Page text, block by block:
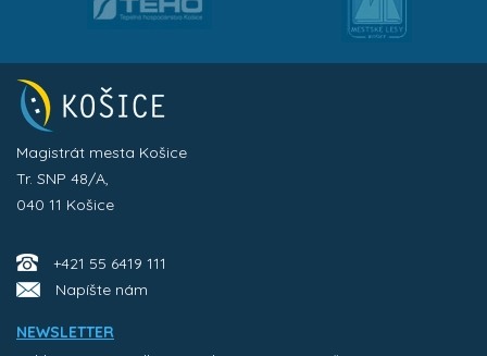
Magistrát mesta Košice
Tr. SNP 48/A,
040 11 Košice
+421 55 6419 111
Napíšte nám
NEWSLETTER